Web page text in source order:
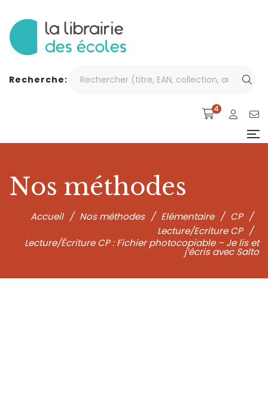
Recherche:
4
Nos méthodes
Accueil / Nos méthodes / Elémentaire / CP /
Lecture/Ecriture CP /
Lecture/Écriture CP : Fichier photocopiable – Je lis et
j’écris avec Salto